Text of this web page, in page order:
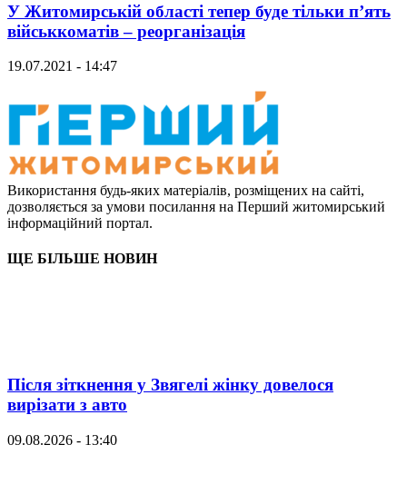
У Житомирській області тепер буде тільки п’ять
військкоматів – реорганізація
19.07.2021 - 14:47
Використання будь-яких матеріалів, розміщених на сайті,
дозволяється за умови посилання на Перший житомирський
інформаційний портал.
ЩЕ БІЛЬШЕ НОВИН
Після зіткнення у Звягелі жінку довелося
вирізати з авто
09.08.2026 - 13:40